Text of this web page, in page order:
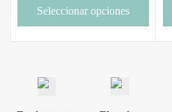
Seleccionar opciones